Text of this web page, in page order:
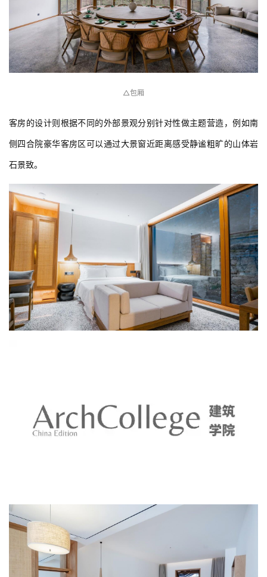
△包厢
客房的设计则根据不同的外部景观分别针对性做主题营造，例如南
侧四合院豪华客房区可以通过大景窗近距离感受静谧粗旷的山体岩
石景致。